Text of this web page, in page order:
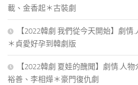
載、金香起＊古裝劇
【2022韓劇 我們從今天開始】劇
＊貞愛好孕到韓劇版
【2022韓劇 夏娃的醜聞】劇情.人
裕善、李相燁＊豪門復仇劇